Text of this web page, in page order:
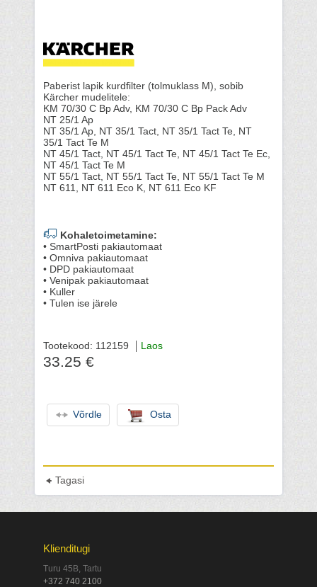
Paberist lapik kurdfilter (tolmuklass M), sobib
Kärcher mudelitele:
KM 70/30 C Bp Adv, KM 70/30 C Bp Pack Adv
NT 25/1 Ap
NT 35/1 Ap, NT 35/1 Tact, NT 35/1 Tact Te, NT
35/1 Tact Te M
NT 45/1 Tact, NT 45/1 Tact Te, NT 45/1 Tact Te Ec,
NT 45/1 Tact Te M
NT 55/1 Tact, NT 55/1 Tact Te, NT 55/1 Tact Te M
NT 611, NT 611 Eco K, NT 611 Eco KF
Kohaletoimetamine:
• SmartPosti pakiautomaat
• Omniva pakiautomaat
• DPD pakiautomaat
• Venipak pakiautomaat
• Kuller
• Tulen ise järele
Tootekood: 112159 Laos
33.25 €
Võrdle Osta
Tagasi
Klienditugi
Turu 45B, Tartu
+372 740 2100